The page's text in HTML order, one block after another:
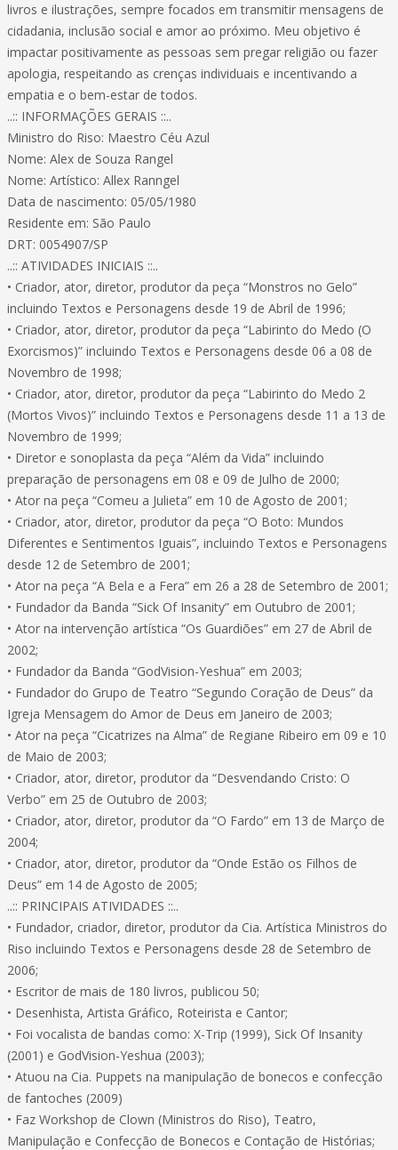
livros e ilustrações, sempre focados em transmitir mensagens de
cidadania, inclusão social e amor ao próximo. Meu objetivo é
impactar positivamente as pessoas sem pregar religião ou fazer
apologia, respeitando as crenças individuais e incentivando a
empatia e o bem-estar de todos.
..:: INFORMAÇÕES GERAIS ::..
Ministro do Riso: Maestro Céu Azul
Nome: Alex de Souza Rangel
Nome: Artístico: Allex Ranngel
Data de nascimento: 05/05/1980
Residente em: São Paulo
DRT: 0054907/SP
..:: ATIVIDADES INICIAIS ::..
• Criador, ator, diretor, produtor da peça “Monstros no Gelo”
incluindo Textos e Personagens desde 19 de Abril de 1996;
• Criador, ator, diretor, produtor da peça “Labirinto do Medo (O
Exorcismos)” incluindo Textos e Personagens desde 06 a 08 de
Novembro de 1998;
• Criador, ator, diretor, produtor da peça “Labirinto do Medo 2
(Mortos Vivos)” incluindo Textos e Personagens desde 11 a 13 de
Novembro de 1999;
• Diretor e sonoplasta da peça “Além da Vida” incluindo
preparação de personagens em 08 e 09 de Julho de 2000;
• Ator na peça “Comeu a Julieta” em 10 de Agosto de 2001;
• Criador, ator, diretor, produtor da peça “O Boto: Mundos
Diferentes e Sentimentos Iguais”, incluindo Textos e Personagens
desde 12 de Setembro de 2001;
• Ator na peça “A Bela e a Fera” em 26 a 28 de Setembro de 2001;
• Fundador da Banda “Sick Of Insanity” em Outubro de 2001;
• Ator na intervenção artística “Os Guardiões” em 27 de Abril de
2002;
• Fundador da Banda “GodVision-Yeshua” em 2003;
• Fundador do Grupo de Teatro “Segundo Coração de Deus” da
Igreja Mensagem do Amor de Deus em Janeiro de 2003;
• Ator na peça “Cicatrizes na Alma” de Regiane Ribeiro em 09 e 10
de Maio de 2003;
• Criador, ator, diretor, produtor da “Desvendando Cristo: O
Verbo” em 25 de Outubro de 2003;
• Criador, ator, diretor, produtor da “O Fardo” em 13 de Março de
2004;
• Criador, ator, diretor, produtor da “Onde Estão os Filhos de
Deus” em 14 de Agosto de 2005;
..:: PRINCIPAIS ATIVIDADES ::..
• Fundador, criador, diretor, produtor da Cia. Artística Ministros do
Riso incluindo Textos e Personagens desde 28 de Setembro de
2006;
• Escritor de mais de 180 livros, publicou 50;
• Desenhista, Artista Gráfico, Roteirista e Cantor;
• Foi vocalista de bandas como: X-Trip (1999), Sick Of Insanity
(2001) e GodVision-Yeshua (2003);
• Atuou na Cia. Puppets na manipulação de bonecos e confecção
de fantoches (2009)
• Faz Workshop de Clown (Ministros do Riso), Teatro,
Manipulação e Confecção de Bonecos e Contação de Histórias;